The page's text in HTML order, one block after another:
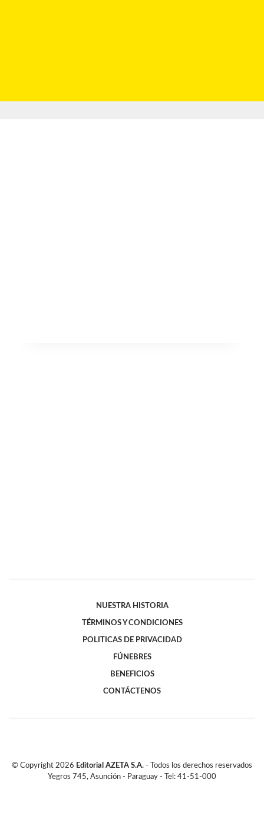
NUESTRA HISTORIA
TÉRMINOS Y CONDICIONES
POLITICAS DE PRIVACIDAD
FÚNEBRES
BENEFICIOS
CONTÁCTENOS
© Copyright 2026 Editorial AZETA S.A. - Todos los derechos reservados
Yegros 745, Asunción - Paraguay - Tel: 41-51-000